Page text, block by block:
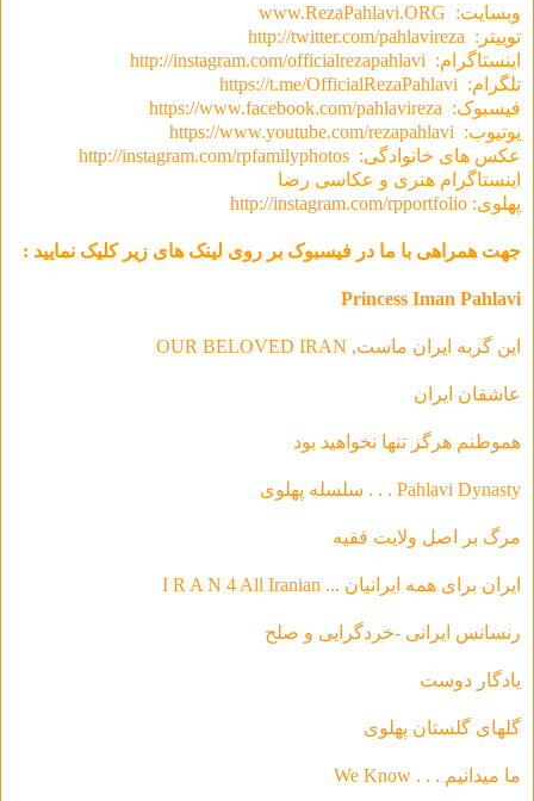
وبسایت: www.RezaPahlavi.ORG
توییتر: http://twitter.com/pahlavireza
اینستاگرام: http://instagram.com/officialrezapahlavi
تلگرام: https://t.me/OfficialRezaPahlavi
فیسبوک: https://www.facebook.com/pahlavireza
یوتیوب: https://www.youtube.com/rezapahlavi
عکس های خانوادگی: http://instagram.com/rpfamilyphotos
اینستاگرام هنری و عکاسی رضا
پهلوی: http://instagram.com/rpportfolio
جهت همراهی با ما در فیسبوک بر روی لینک های زیر کلیک نمایید :
Princess Iman Pahlavi
این گربه ایران ماست, OUR BELOVED IRAN
عاشقان ایران
هموطنم هرگز تنها نخواهید بود
Pahlavi Dynasty . . . سلسله‌ پهلوی
مرگ بر اصل ولایت فقیه
ایران برای همه ایرانیان ... I R A N 4 All Iranian
رنسانس ایرانی -خردگرایی و صلح
يادگار دوست
گلهاى گلستان پهلوى
ما ميدانيم . . . We Know